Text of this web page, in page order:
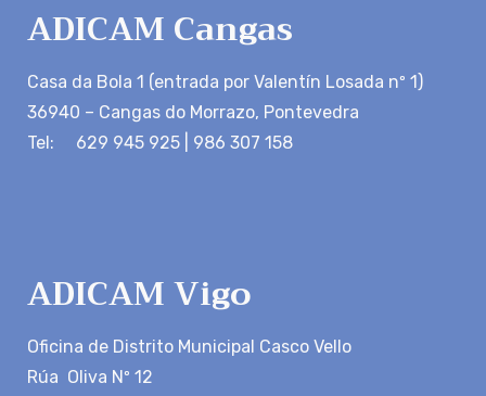
ADICAM Cangas
Casa da Bola 1 (entrada por Valentín Losada nº 1)
36940 – Cangas do Morrazo, Pontevedra
Tel: 629 945 925 | 986 307 158
ADICAM Vigo
Oficina de Distrito Municipal Casco Vello
Rúa Oliva Nº 12